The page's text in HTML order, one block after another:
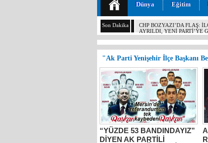
Dünya Eğitim
Son Dakika
CHP BOZYAZI’DA FLAŞ:
AYRILDI, YENİ PARTİ’YE
"Ak Parti Yenişehir İlçe Başkanı
“YÜZDE 53 BANDINDAYIZ”
DİYEN AK PARTİLİ